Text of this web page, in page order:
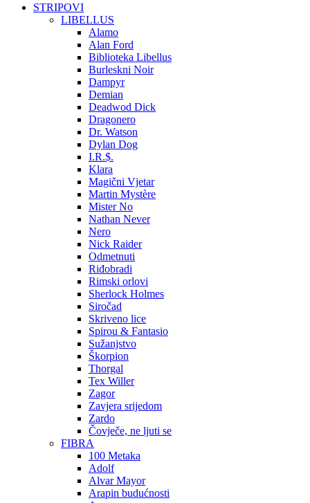
STRIPOVI
LIBELLUS
Alamo
Alan Ford
Biblioteka Libellus
Burleskni Noir
Dampyr
Demian
Deadwod Dick
Dragonero
Dr. Watson
Dylan Dog
I.R.$.
Klara
Magični Vjetar
Martin Mystère
Mister No
Nathan Never
Nero
Nick Raider
Odmetnuti
Riđobradi
Rimski orlovi
Sherlock Holmes
Siročad
Skriveno lice
Spirou & Fantasio
Sužanjstvo
Škorpion
Thorgal
Tex Willer
Zagor
Zavjera srijedom
Zardo
Čovječe, ne ljuti se
FIBRA
100 Metaka
Adolf
Alvar Mayor
Arapin budućnosti